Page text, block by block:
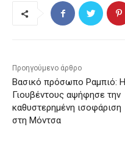
Προηγούμενο άρθρο
Βασικό πρόσωπο Ραμπιό: Η
Γιουβέντους αψήφησε την
καθυστερημένη ισοφάριση
στη Μόντσα